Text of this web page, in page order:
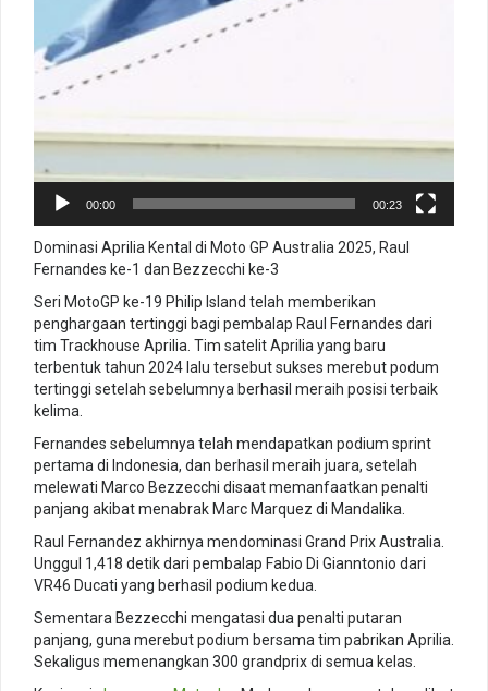
00:00 00:23
Dominasi Aprilia Kental di Moto GP Australia 2025, Raul
Fernandes ke-1 dan Bezzecchi ke-3
Seri MotoGP ke-19 Philip Island telah memberikan
penghargaan tertinggi bagi pembalap Raul Fernandes dari
tim Trackhouse Aprilia. Tim satelit Aprilia yang baru
terbentuk tahun 2024 lalu tersebut sukses merebut podum
tertinggi setelah sebelumnya berhasil meraih posisi terbaik
kelima.
Fernandes sebelumnya telah mendapatkan podium sprint
pertama di Indonesia, dan berhasil meraih juara, setelah
melewati Marco Bezzecchi disaat memanfaatkan penalti
panjang akibat menabrak Marc Marquez di Mandalika.
Raul Fernandez akhirnya mendominasi Grand Prix Australia.
Unggul 1,418 detik dari pembalap Fabio Di Gianntonio dari
VR46 Ducati yang berhasil podium kedua.
Sementara Bezzecchi mengatasi dua penalti putaran
panjang, guna merebut podium bersama tim pabrikan Aprilia.
Sekaligus memenangkan 300 grandprix di semua kelas.